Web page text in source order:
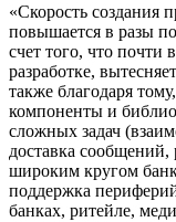
«Скорость
повышается в разы
счет того, что почти
разработке,
также благодаря
компоненты и
сложных задач
доставка сообщений,
широким кругом
поддержка
банках, ритейле,